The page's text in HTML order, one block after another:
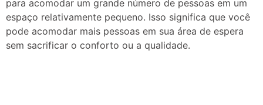
para acomodar um grande número de pessoas em um
espaço relativamente pequeno. Isso significa que você
pode acomodar mais pessoas em sua área de espera
sem sacrificar o conforto ou a qualidade.